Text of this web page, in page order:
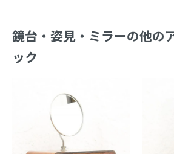
鏡台・姿見・ミラーの他の
ック